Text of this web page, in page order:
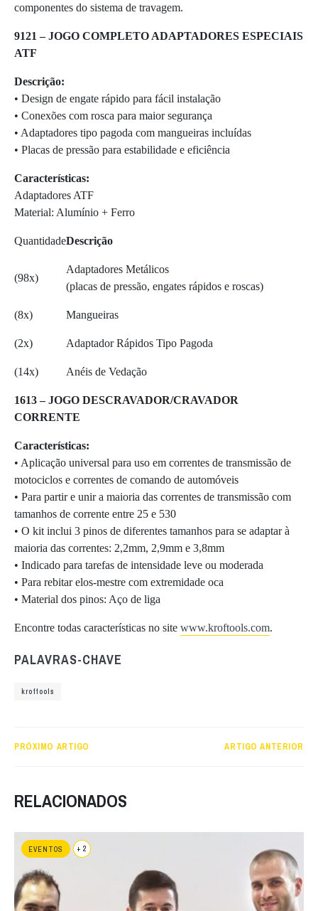
componentes do sistema de travagem.
9121 – JOGO COMPLETO ADAPTADORES ESPECIAIS
ATF
Descrição:
• Design de engate rápido para fácil instalação
• Conexões com rosca para maior segurança
• Adaptadores tipo pagoda com mangueiras incluídas
• Placas de pressão para estabilidade e eficiência
Características:
Adaptadores ATF
Material: Alumínio + Ferro
QuantidadeDescrição
(98x)
Adaptadores Metálicos
(placas de pressão, engates rápidos e roscas)
(8x) Mangueiras
(2x) Adaptador Rápidos Tipo Pagoda
(14x) Anéis de Vedação
1613 – JOGO DESCRAVADOR/CRAVADOR
CORRENTE
Características:
• Aplicação universal para uso em correntes de transmissão de
motociclos e correntes de comando de automóveis
• Para partir e unir a maioria das correntes de transmissão com
tamanhos de corrente entre 25 e 530
• O kit inclui 3 pinos de diferentes tamanhos para se adaptar à
maioria das correntes: 2,2mm, 2,9mm e 3,8mm
• Indicado para tarefas de intensidade leve ou moderada
• Para rebitar elos-mestre com extremidade oca
• Material dos pinos: Aço de liga
Encontre todas características no site www.kroftools.com.
PALAVRAS-CHAVE
kroftools
PRÓXIMO ARTIGO ARTIGO ANTERIOR
RELACIONADOS
EVENTOS + 2